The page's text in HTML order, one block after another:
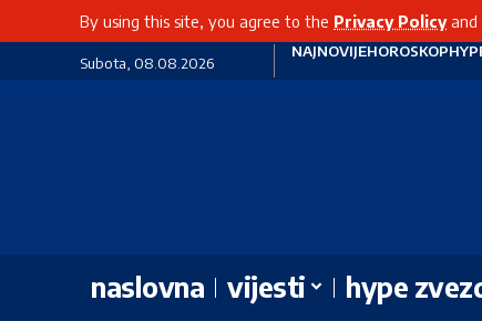
By using this site, you agree to the Privacy Policyand
Subota, 08.08.2026
NAJNOVIJEHOROSKOP
naslovna vijesti hype